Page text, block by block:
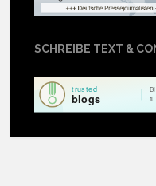
SCHREIBE TEXT &